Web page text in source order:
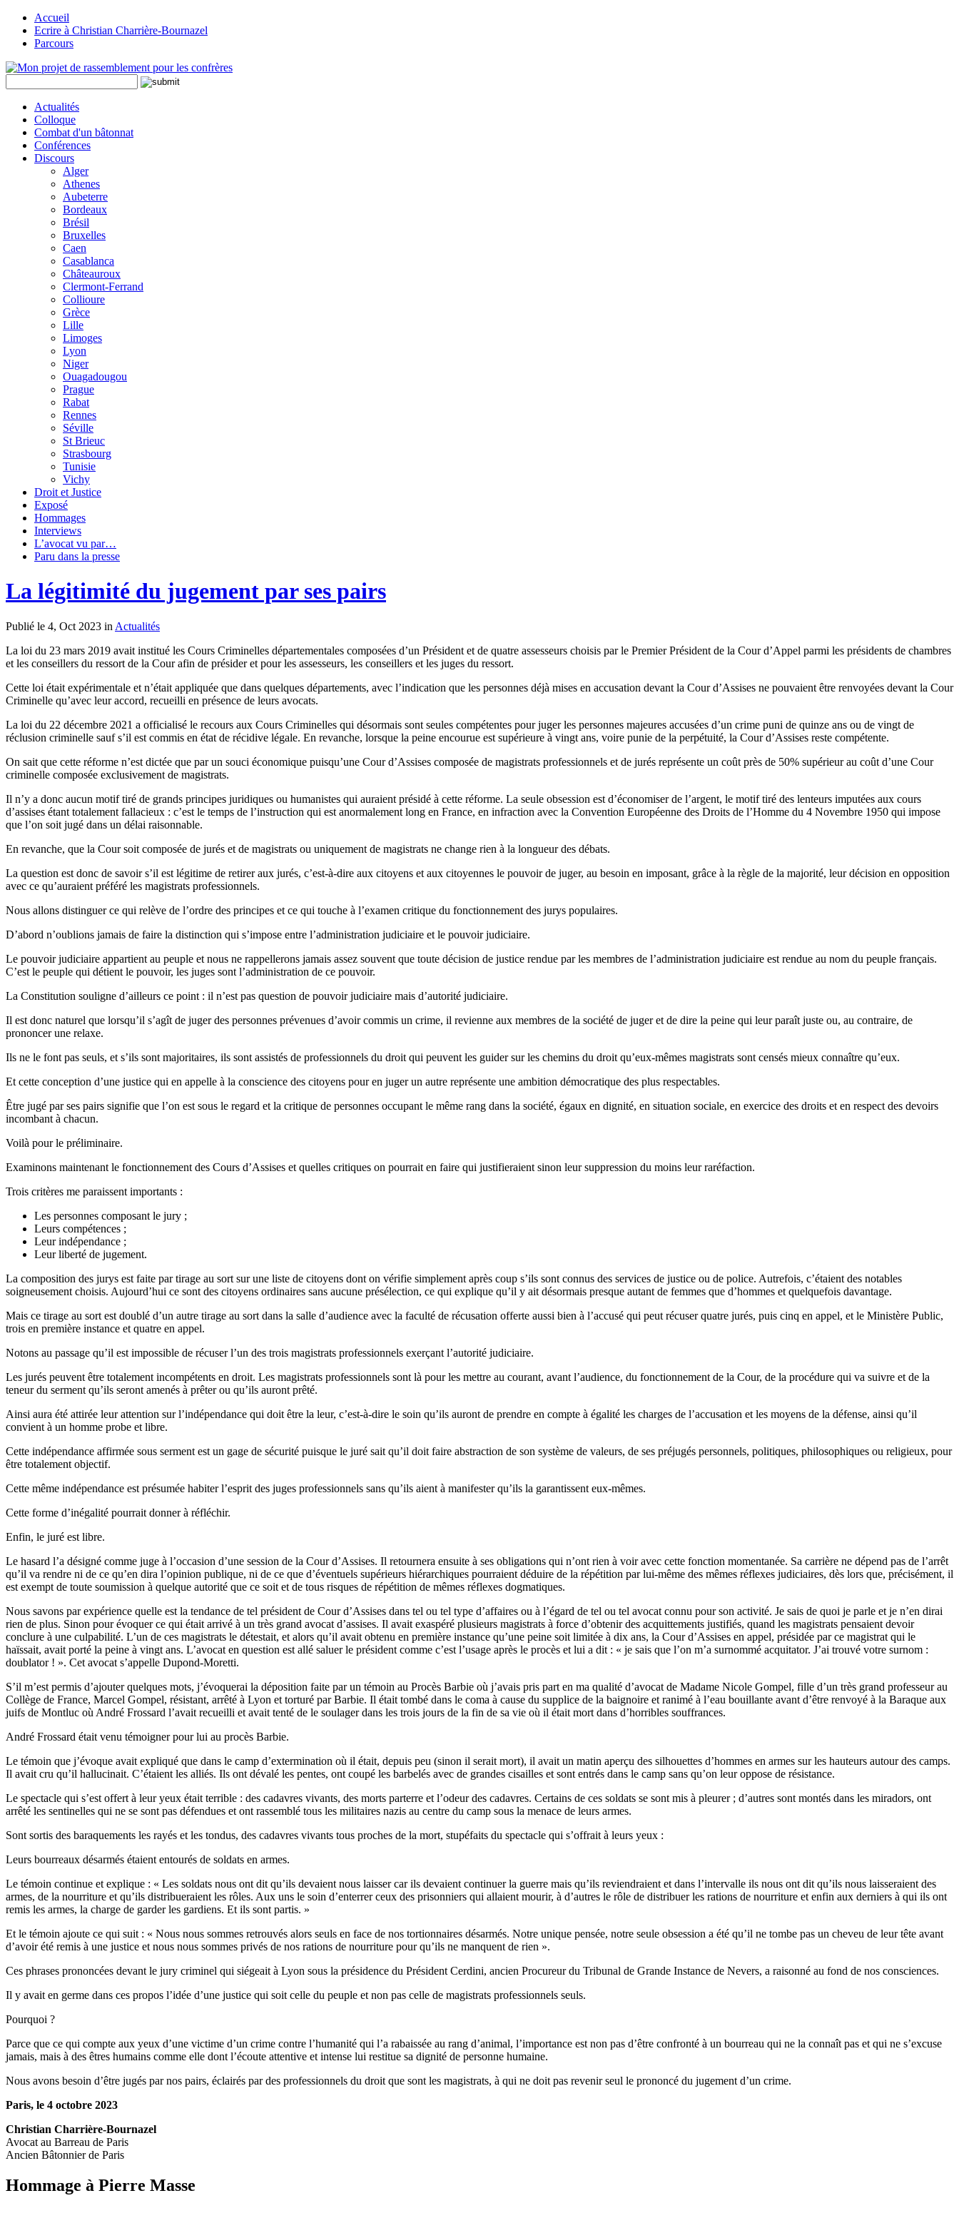
Accueil
Ecrire à Christian Charrière-Bournazel
Parcours
Actualités
Colloque
Combat d'un bâtonnat
Conférences
Discours
Alger
Athenes
Aubeterre
Bordeaux
Brésil
Bruxelles
Caen
Casablanca
Châteauroux
Clermont-Ferrand
Collioure
Grèce
Lille
Limoges
Lyon
Niger
Ouagadougou
Prague
Rabat
Rennes
Séville
St Brieuc
Strasbourg
Tunisie
Vichy
Droit et Justice
Exposé
Hommages
Interviews
L’avocat vu par…
Paru dans la presse
La légitimité du jugement par ses pairs
Publié le 4, Oct 2023 in Actualités
La loi du 23 mars 2019 avait institué les Cours Criminelles départementales composées d’un Président et de quatre assesseurs choisis par le Premier Président de la Cour d’Appel parmi les présidents de chambres
et les conseillers du ressort de la Cour afin de présider et pour les assesseurs, les conseillers et les juges du ressort.
Cette loi était expérimentale et n’était appliquée que dans quelques départements, avec l’indication que les personnes déjà mises en accusation devant la Cour d’Assises ne pouvaient être renvoyées devant la Cour
Criminelle qu’avec leur accord, recueilli en présence de leurs avocats.
La loi du 22 décembre 2021 a officialisé le recours aux Cours Criminelles qui désormais sont seules compétentes pour juger les personnes majeures accusées d’un crime puni de quinze ans ou de vingt de
réclusion criminelle sauf s’il est commis en état de récidive légale. En revanche, lorsque la peine encourue est supérieure à vingt ans, voire punie de la perpétuité, la Cour d’Assises reste compétente.
On sait que cette réforme n’est dictée que par un souci économique puisqu’une Cour d’Assises composée de magistrats professionnels et de jurés représente un coût près de 50% supérieur au coût d’une Cour
criminelle composée exclusivement de magistrats.
Il n’y a donc aucun motif tiré de grands principes juridiques ou humanistes qui auraient présidé à cette réforme. La seule obsession est d’économiser de l’argent, le motif tiré des lenteurs imputées aux cours
d’assises étant totalement fallacieux : c’est le temps de l’instruction qui est anormalement long en France, en infraction avec la Convention Européenne des Droits de l’Homme du 4 Novembre 1950 qui impose
que l’on soit jugé dans un délai raisonnable.
En revanche, que la Cour soit composée de jurés et de magistrats ou uniquement de magistrats ne change rien à la longueur des débats.
La question est donc de savoir s’il est légitime de retirer aux jurés, c’est-à-dire aux citoyens et aux citoyennes le pouvoir de juger, au besoin en imposant, grâce à la règle de la majorité, leur décision en opposition
avec ce qu’auraient préféré les magistrats professionnels.
Nous allons distinguer ce qui relève de l’ordre des principes et ce qui touche à l’examen critique du fonctionnement des jurys populaires.
D’abord n’oublions jamais de faire la distinction qui s’impose entre l’administration judiciaire et le pouvoir judiciaire.
Le pouvoir judiciaire appartient au peuple et nous ne rappellerons jamais assez souvent que toute décision de justice rendue par les membres de l’administration judiciaire est rendue au nom du peuple français.
C’est le peuple qui détient le pouvoir, les juges sont l’administration de ce pouvoir.
La Constitution souligne d’ailleurs ce point : il n’est pas question de pouvoir judiciaire mais d’autorité judiciaire.
Il est donc naturel que lorsqu’il s’agît de juger des personnes prévenues d’avoir commis un crime, il revienne aux membres de la société de juger et de dire la peine qui leur paraît juste ou, au contraire, de
prononcer une relaxe.
Ils ne le font pas seuls, et s’ils sont majoritaires, ils sont assistés de professionnels du droit qui peuvent les guider sur les chemins du droit qu’eux-mêmes magistrats sont censés mieux connaître qu’eux.
Et cette conception d’une justice qui en appelle à la conscience des citoyens pour en juger un autre représente une ambition démocratique des plus respectables.
Être jugé par ses pairs signifie que l’on est sous le regard et la critique de personnes occupant le même rang dans la société, égaux en dignité, en situation sociale, en exercice des droits et en respect des devoirs
incombant à chacun.
Voilà pour le préliminaire.
Examinons maintenant le fonctionnement des Cours d’Assises et quelles critiques on pourrait en faire qui justifieraient sinon leur suppression du moins leur raréfaction.
Trois critères me paraissent importants :
Les personnes composant le jury ;
Leurs compétences ;
Leur indépendance ;
Leur liberté de jugement.
La composition des jurys est faite par tirage au sort sur une liste de citoyens dont on vérifie simplement après coup s’ils sont connus des services de justice ou de police. Autrefois, c’étaient des notables
soigneusement choisis. Aujourd’hui ce sont des citoyens ordinaires sans aucune présélection, ce qui explique qu’il y ait désormais presque autant de femmes que d’hommes et quelquefois davantage.
Mais ce tirage au sort est doublé d’un autre tirage au sort dans la salle d’audience avec la faculté de récusation offerte aussi bien à l’accusé qui peut récuser quatre jurés, puis cinq en appel, et le Ministère Public,
trois en première instance et quatre en appel.
Notons au passage qu’il est impossible de récuser l’un des trois magistrats professionnels exerçant l’autorité judiciaire.
Les jurés peuvent être totalement incompétents en droit. Les magistrats professionnels sont là pour les mettre au courant, avant l’audience, du fonctionnement de la Cour, de la procédure qui va suivre et de la
teneur du serment qu’ils seront amenés à prêter ou qu’ils auront prêté.
Ainsi aura été attirée leur attention sur l’indépendance qui doit être la leur, c’est-à-dire le soin qu’ils auront de prendre en compte à égalité les charges de l’accusation et les moyens de la défense, ainsi qu’il
convient à un homme probe et libre.
Cette indépendance affirmée sous serment est un gage de sécurité puisque le juré sait qu’il doit faire abstraction de son système de valeurs, de ses préjugés personnels, politiques, philosophiques ou religieux, pour
être totalement objectif.
Cette même indépendance est présumée habiter l’esprit des juges professionnels sans qu’ils aient à manifester qu’ils la garantissent eux-mêmes.
Cette forme d’inégalité pourrait donner à réfléchir.
Enfin, le juré est libre.
Le hasard l’a désigné comme juge à l’occasion d’une session de la Cour d’Assises. Il retournera ensuite à ses obligations qui n’ont rien à voir avec cette fonction momentanée. Sa carrière ne dépend pas de l’arrêt
qu’il va rendre ni de ce qu’en dira l’opinion publique, ni de ce que d’éventuels supérieurs hiérarchiques pourraient déduire de la répétition par lui-même des mêmes réflexes judiciaires, dès lors que, précisément, il
est exempt de toute soumission à quelque autorité que ce soit et de tous risques de répétition de mêmes réflexes dogmatiques.
Nous savons par expérience quelle est la tendance de tel président de Cour d’Assises dans tel ou tel type d’affaires ou à l’égard de tel ou tel avocat connu pour son activité. Je sais de quoi je parle et je n’en dirai
rien de plus. Sinon pour évoquer ce qui était arrivé à un très grand avocat d’assises. Il avait exaspéré plusieurs magistrats à force d’obtenir des acquittements justifiés, quand les magistrats pensaient devoir
conclure à une culpabilité. L’un de ces magistrats le détestait, et alors qu’il avait obtenu en première instance qu’une peine soit limitée à dix ans, la Cour d’Assises en appel, présidée par ce magistrat qui le
haïssait, avait porté la peine à vingt ans. L’avocat en question est allé saluer le président comme c’est l’usage après le procès et lui a dit : « je sais que l’on m’a surnommé acquitator. J’ai trouvé votre surnom :
doublator ! ». Cet avocat s’appelle Dupond-Moretti.
S’il m’est permis d’ajouter quelques mots, j’évoquerai la déposition faite par un témoin au Procès Barbie où j’avais pris part en ma qualité d’avocat de Madame Nicole Gompel, fille d’un très grand professeur au
Collège de France, Marcel Gompel, résistant, arrêté à Lyon et torturé par Barbie. Il était tombé dans le coma à cause du supplice de la baignoire et ranimé à l’eau bouillante avant d’être renvoyé à la Baraque aux
juifs de Montluc où André Frossard l’avait recueilli et avait tenté de le soulager dans les trois jours de la fin de sa vie où il était mort dans d’horribles souffrances.
André Frossard était venu témoigner pour lui au procès Barbie.
Le témoin que j’évoque avait expliqué que dans le camp d’extermination où il était, depuis peu (sinon il serait mort), il avait un matin aperçu des silhouettes d’hommes en armes sur les hauteurs autour des camps.
Il avait cru qu’il hallucinait. C’étaient les alliés. Ils ont dévalé les pentes, ont coupé les barbelés avec de grandes cisailles et sont entrés dans le camp sans qu’on leur oppose de résistance.
Le spectacle qui s’est offert à leur yeux était terrible : des cadavres vivants, des morts parterre et l’odeur des cadavres. Certains de ces soldats se sont mis à pleurer ; d’autres sont montés dans les miradors, ont
arrêté les sentinelles qui ne se sont pas défendues et ont rassemblé tous les militaires nazis au centre du camp sous la menace de leurs armes.
Sont sortis des baraquements les rayés et les tondus, des cadavres vivants tous proches de la mort, stupéfaits du spectacle qui s’offrait à leurs yeux :
Leurs bourreaux désarmés étaient entourés de soldats en armes.
Le témoin continue et explique : « Les soldats nous ont dit qu’ils devaient nous laisser car ils devaient continuer la guerre mais qu’ils reviendraient et dans l’intervalle ils nous ont dit qu’ils nous laisseraient des
armes, de la nourriture et qu’ils distribueraient les rôles. Aux uns le soin d’enterrer ceux des prisonniers qui allaient mourir, à d’autres le rôle de distribuer les rations de nourriture et enfin aux derniers à qui ils ont
remis les armes, la charge de garder les gardiens. Et ils sont partis. »
Et le témoin ajoute ce qui suit : « Nous nous sommes retrouvés alors seuls en face de nos tortionnaires désarmés. Notre unique pensée, notre seule obsession a été qu’il ne tombe pas un cheveu de leur tête avant
d’avoir été remis à une justice et nous nous sommes privés de nos rations de nourriture pour qu’ils ne manquent de rien ».
Ces phrases prononcées devant le jury criminel qui siégeait à Lyon sous la présidence du Président Cerdini, ancien Procureur du Tribunal de Grande Instance de Nevers, a raisonné au fond de nos consciences.
Il y avait en germe dans ces propos l’idée d’une justice qui soit celle du peuple et non pas celle de magistrats professionnels seuls.
Pourquoi ?
Parce que ce qui compte aux yeux d’une victime d’un crime contre l’humanité qui l’a rabaissée au rang d’animal, l’importance est non pas d’être confronté à un bourreau qui ne la connaît pas et qui ne s’excuse
jamais, mais à des êtres humains comme elle dont l’écoute attentive et intense lui restitue sa dignité de personne humaine.
Nous avons besoin d’être jugés par nos pairs, éclairés par des professionnels du droit que sont les magistrats, à qui ne doit pas revenir seul le prononcé du jugement d’un crime.
Paris, le 4 octobre 2023
Christian Charrière-Bournazel
Avocat au Barreau de Paris
Ancien Bâtonnier de Paris
Hommage à Pierre Masse